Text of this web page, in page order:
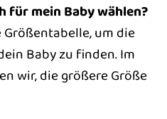
für mein Baby wählen?
um die
Baby zu finden. Im
wir, die größere Größe